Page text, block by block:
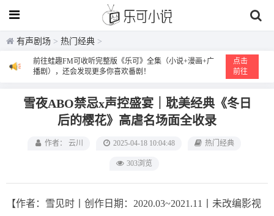
有声剧场 > 热门经典 >
前往蛙趣FM可收听完整版《乐可》全集（小说+漫画+广
播剧），还会发现更多你喜欢番剧！
点击
前往
雪夜ABO禁忌x声控盛宴｜耽美经典《冬日
后的樱花》高虐名场面全收录
作者： 云川 2025-04-18 10:04:48 热门经典
303浏览
【作者：雪见时丨创作日期：2020.03~2021.11丨未改编影视